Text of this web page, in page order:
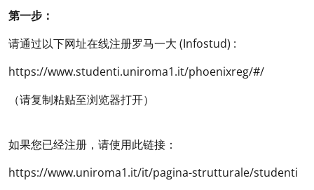
第一步：
请通过以下网址在线注册罗马一大 (Infostud) :
https://www.studenti.uniroma1.it/phoenixreg/#/
（请复制粘贴至浏览器打开）
如果您已经注册，请使用此链接：
https://www.uniroma1.it/it/pagina-strutturale/studenti